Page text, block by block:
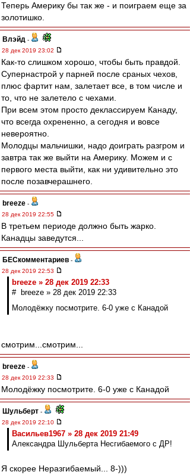
Теперь Америку бы так же - и поиграем еще за
золотишко.
Влэйд -
28 дек 2019 23:02
Как-то слишком хорошо, чтобы быть правдой.
Супернастрой у парней после сраных чехов,
плюс фартит нам, залетает все, в том числе и
то, что не залетело с чехами.
При всем этом просто деклассируем Канаду,
что всегда охрененно, а сегодня и вовсе
невероятно.
Молодцы мальчишки, надо доиграть разгром и
завтра так же выйти на Америку. Можем и с
первого места выйти, как ни удивительно это
после позавчерашнего.
breeze -
28 дек 2019 22:55
В третьем периоде должно быть жарко.
Канадцы заведутся...
БЕСкомментариев -
28 дек 2019 22:53
breeze » 28 дек 2019 22:33
# breeze » 28 дек 2019 22:33
Молодёжку посмотрите. 6-0 уже с Канадой
смотрим...смотрим...
breeze -
28 дек 2019 22:33
Молодёжку посмотрите. 6-0 уже с Канадой
Шульберт -
28 дек 2019 22:10
Васильев1967 » 28 дек 2019 21:49
Александра Шульберта Несгибаемого с ДР!
Я скорее Неразгибаемый... 8-)))